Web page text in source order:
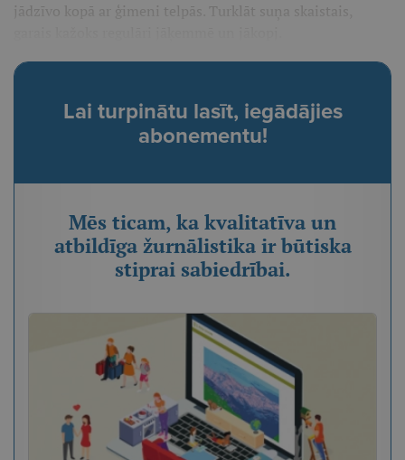
jādzīvo kopā ar ģimeni telpās. Turklāt suņa skaistais,
Lai turpinātu lasīt, iegādājies
abonementu!
Mēs ticam, ka kvalitatīva un
atbildīga žurnālistika ir būtiska
stiprai sabiedrībai.